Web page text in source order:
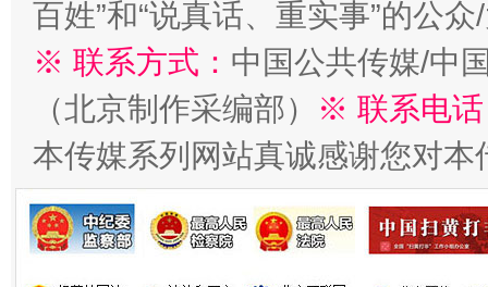
揭开“小金库”的免责幌子
百姓”和“说真话、重实事”的公
※ 联系方式： 中国公共传媒/中
（北京制作采编部）
※ 联系电
本传媒系列网站真诚感谢您对